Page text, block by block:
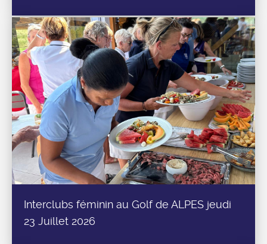
Interclubs féminin au Golf de ALPES jeudi
23 Juillet 2026